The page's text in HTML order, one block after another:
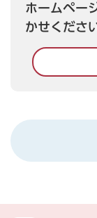
ホームペー
かせくださ